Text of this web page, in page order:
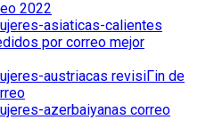
2022
asiaticas-calientes
por correo mejor
austriacas revisiГіn de
azerbaiyanas correo